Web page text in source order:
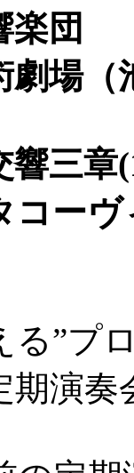
楽団
劇場（
三章
コー
る”プ
期演奏